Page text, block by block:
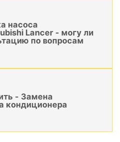
насоса
Lancer - могу ли
по вопросам
- Замена
кондиционера